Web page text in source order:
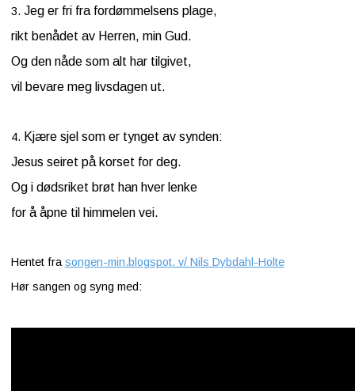
3. Jeg er fri fra fordømmelsens plage,
rikt benådet av Herren, min Gud.
Og den nåde som alt har tilgivet,
vil bevare meg livsdagen ut.
4. Kjære sjel som er tynget av synden:
Jesus seiret på korset for deg.
Og i dødsriket brøt han hver lenke
for å åpne til himmelen vei.
Hentet fra songen-min.blogspot. v/ Nils Dybdahl-Holte
Hør sangen og syng med: